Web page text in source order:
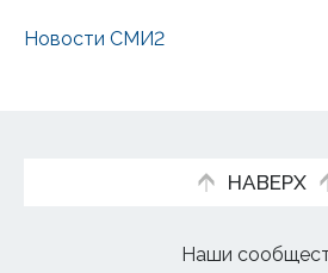
Новости СМИ2
НАВЕРХ
Наши